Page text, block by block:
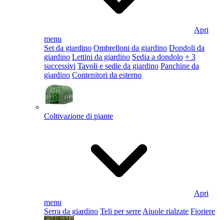
Apri
menu
Set da giardino Ombrelloni da giardino Dondoli da
giardino Lettini da giardino Sedia a dondolo + 3
successivi Tavoli e sedie da giardino Panchine da
giardino Contenitori da esterno
Coltivazione di piante
Apri
menu
Serra da giardino Teli per serre Aiuole rialzate Fioriere